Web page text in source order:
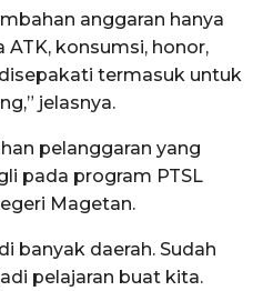
anggaran hanya
konsumsi, honor,
termasuk untuk
jelasnya.
pelanggaran yang
pada program PTSL
Magetan.
banyak daerah. Sudah
pelajaran buat kita.